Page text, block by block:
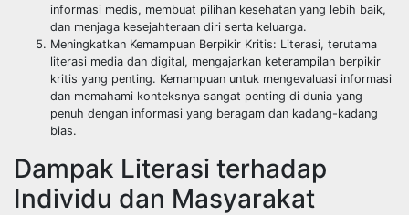
informasi medis, membuat pilihan kesehatan yang lebih baik,
dan menjaga kesejahteraan diri serta keluarga.
Meningkatkan Kemampuan Berpikir Kritis: Literasi, terutama
literasi media dan digital, mengajarkan keterampilan berpikir
kritis yang penting. Kemampuan untuk mengevaluasi informasi
dan memahami konteksnya sangat penting di dunia yang
penuh dengan informasi yang beragam dan kadang-kadang
bias.
Dampak Literasi terhadap
Individu dan Masyarakat